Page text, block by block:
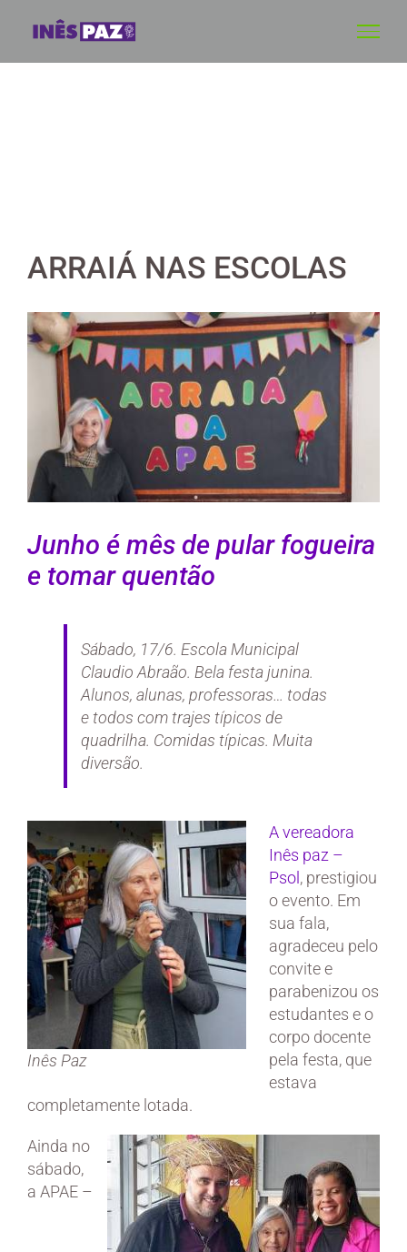
ARRAIÁ NAS ESCOLAS
View
Larger
Image
Junho é mês de pular fogueira
e tomar quentão
Sábado, 17/6. Escola Municipal
Claudio Abraão. Bela festa junina.
Alunos, alunas, professoras… todas
e todos com trajes típicos de
quadrilha. Comidas típicas. Muita
diversão.
Inês Paz
A vereadora
Inês paz –
Psol, prestigiou
o evento. Em
sua fala,
agradeceu pelo
convite e
parabenizou os
estudantes e o
corpo docente
pela festa, que
estava
completamente lotada.
Ainda no
sábado,
a APAE –